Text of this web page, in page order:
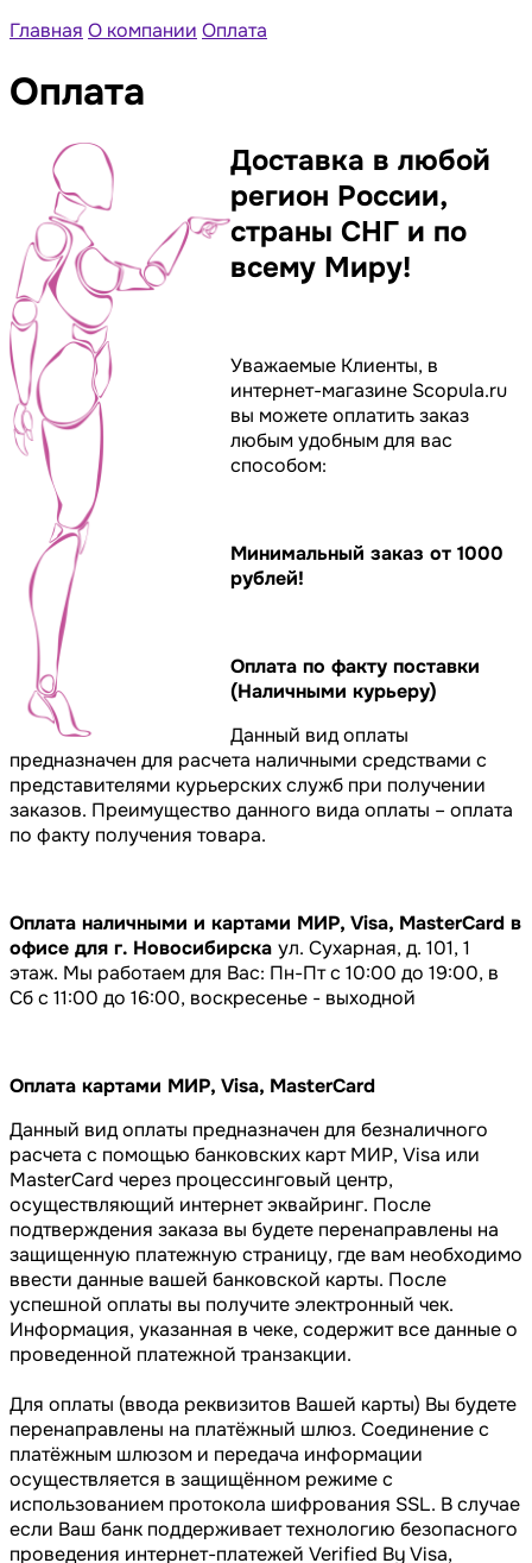
Главная О компании Оплата
Оплата
Доставка в любой
регион России,
страны СНГ и по
всему Миру!
Уважаемые Клиенты, в
интернет-магазине Scopula.ru
вы можете оплатить заказ
любым удобным для вас
способом:
Минимальный заказ от 1000
рублей!
Оплата по факту поставки
(Наличными курьеру)
Данный вид оплаты
предназначен для расчета наличными средствами с
представителями курьерских служб при получении
заказов. Преимущество данного вида оплаты – оплата
по факту получения товара.
Оплата наличными и картами МИР, Visa, MasterCard в
офисе для г. Новосибирска ул. Сухарная, д. 101, 1
этаж. Мы работаем для Вас: Пн-Пт с 10:00 до 19:00, в
Сб с 11:00 до 16:00, воскресенье - выходной
Оплата картами МИР, Visa, MasterCard
Данный вид оплаты предназначен для безналичного
расчета с помощью банковских карт МИР, Visa или
MasterCard через процессинговый центр,
осуществляющий интернет эквайринг. После
подтверждения заказа вы будете перенаправлены на
защищенную платежную страницу, где вам необходимо
ввести данные вашей банковской карты. После
успешной оплаты вы получите электронный чек.
Информация, указанная в чеке, содержит все данные о
проведенной платежной транзакции.
Для оплаты (ввода реквизитов Вашей карты) Вы будете
перенаправлены на платёжный шлюз. Соединение с
платёжным шлюзом и передача информации
осуществляется в защищённом режиме с
использованием протокола шифрования SSL. В случае
если Ваш банк поддерживает технологию безопасного
проведения интернет-платежей Verified By Visa,